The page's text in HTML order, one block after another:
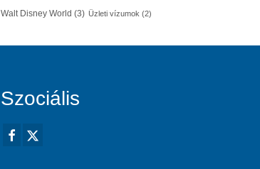
Walt Disney World (3) Üzleti vízumok (2)
Szociális